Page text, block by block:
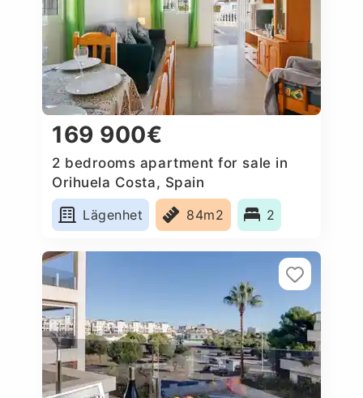
169 900€
2 bedrooms apartment for sale in
Orihuela Costa, Spain
Lägenhet
84m2 2